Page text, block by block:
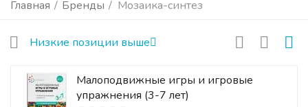
Главная / Бренды / Мозаика-синтез
Низкие позиции выше
Малоподвижные игры и игровые
упражнения (3-7 лет)